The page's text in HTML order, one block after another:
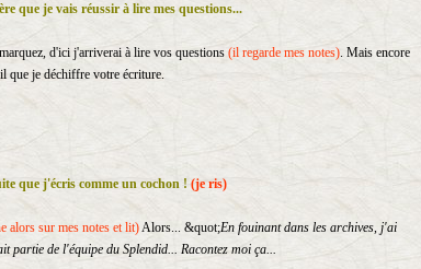
que je vais réussir à lire mes questions...
d'ici j'arriverai à lire vos questions (il regarde mes notes). Mais encore
que je déchiffre votre écriture.
que j'écris comme un cochon ! (je ris)
alors sur mes notes et lit)Alors... &quot;En fouinant dans les archives, j'ai
partie de l'équipe du Splendid... Racontez moi ça...